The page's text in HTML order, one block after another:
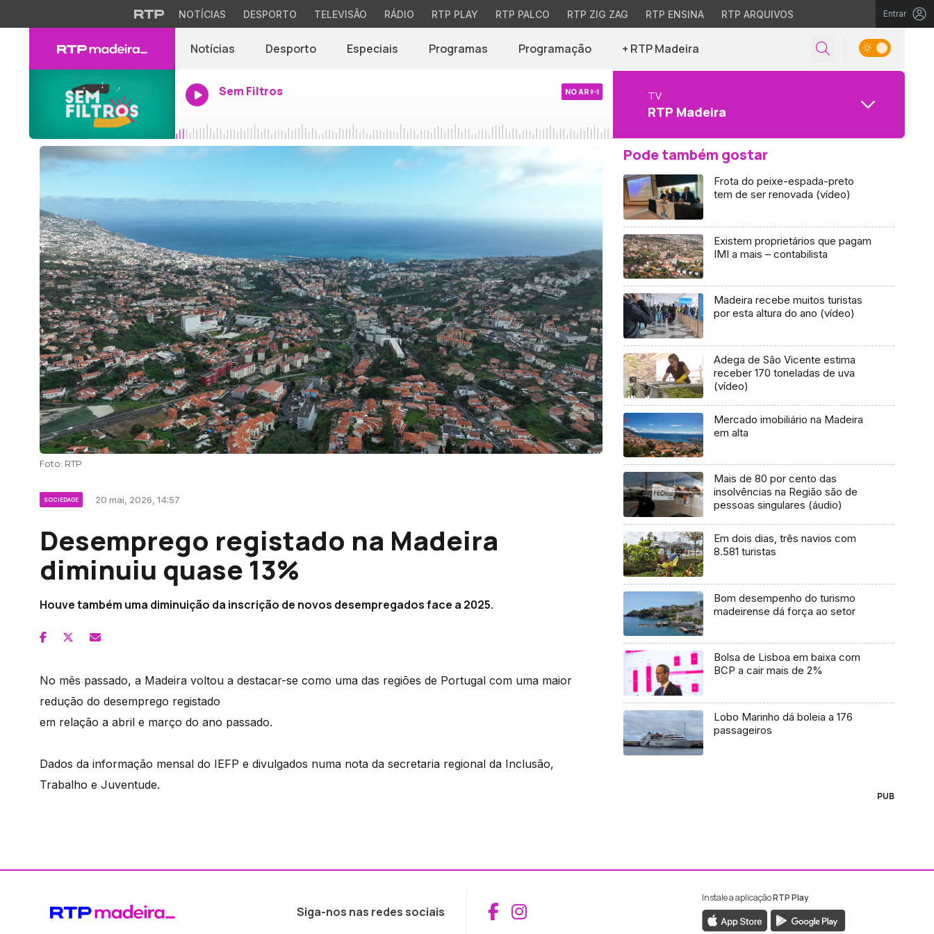
NOTÍCIAS DESPORTO TELEVISÃO RÁDIO RTP PLAY RTP PALCO RTP ZIG ZAG RTP ENSINA RTP ARQUIVOS Entrar
Notícias Desporto Especiais Programas Programação + RTP Madeira
Sem Filtros NO AR TV
RTP Madeira
Foto: RTP
SOCIEDADE 20 mai, 2026, 14:57
Desemprego registado na Madeira
diminuiu quase 13%
Houve também uma diminuição da inscrição de novos desempregados face a 2025.
No mês passado, a Madeira voltou a destacar-se como uma das regiões de Portugal com uma maior
redução do desemprego registado
em relação a abril e março do ano passado.
Dados da informação mensal do IEFP e divulgados numa nota da secretaria regional da Inclusão,
Trabalho e Juventude.
Pode também gostar
Frota do peixe-espada-preto
tem de ser renovada (vídeo)
Existem proprietários que pagam
IMI a mais – contabilista
Madeira recebe muitos turistas
por esta altura do ano (vídeo)
Adega de São Vicente estima
receber 170 toneladas de uva
(vídeo)
Mercado imobiliário na Madeira
em alta
Mais de 80 por cento das
insolvências na Região são de
pessoas singulares (áudio)
Em dois dias, três navios com
8.581 turistas
Bom desempenho do turismo
madeirense dá força ao setor
Bolsa de Lisboa em baixa com
BCP a cair mais de 2%
Lobo Marinho dá boleia a 176
passageiros
PUB
Siga-nos nas redes sociais Aceder ao Facebook da RTP Madeira
Aceder ao Instagram da RTP Madeira
Instale a aplicaçãoRTP Play